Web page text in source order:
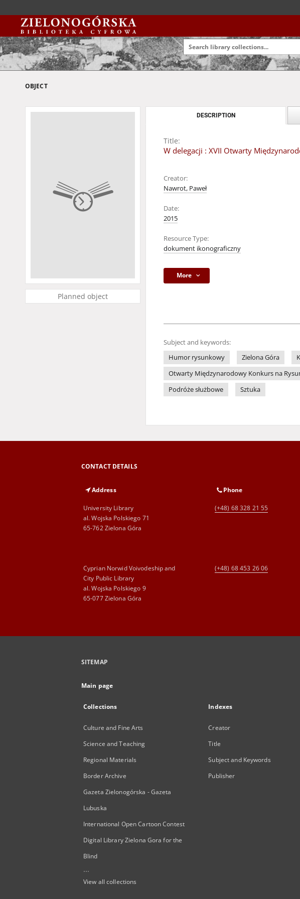
OBJECT
Planned object
DESCRIPTION
Title:
W delegacji : XVII Otwarty
Creator:
Nawrot, Paweł
Date:
2015
Resource Type:
dokument ikonograficzny
More
Subject and keywords:
Humor rysunkowy
Zielona Góra
Otwarty Międzynarodowy Konkurs na
Podróże służbowe
Sztuka
CONTACT DETAILS
Address
University Library
al. Wojska Polskiego 71
65-762 Zielona Góra
Phone
(+48) 68 328 21 55
Cyprian Norwid Voivodeship and
City Public Library
al. Wojska Polskiego 9
65-077 Zielona Góra
(+48) 68 453 26 06
SITEMAP
Main page
Collections
Culture and Fine Arts
Science and Teaching
Regional Materials
Border Archive
Gazeta Zielonogórska - Gazeta
Lubuska
International Open Cartoon Contest
Digital Library Zielona Gora for the
Blind
...
View all collections
Indexes
Creator
Title
Subject and Keywords
Publisher